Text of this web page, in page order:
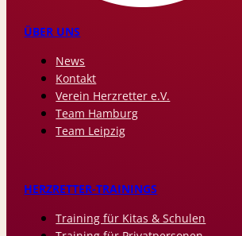
ÜBER UNS
News
Kontakt
Verein Herzretter e.V.
Team Hamburg
Team Leipzig
HERZRETTER-TRAININGS
Training für Kitas & Schulen